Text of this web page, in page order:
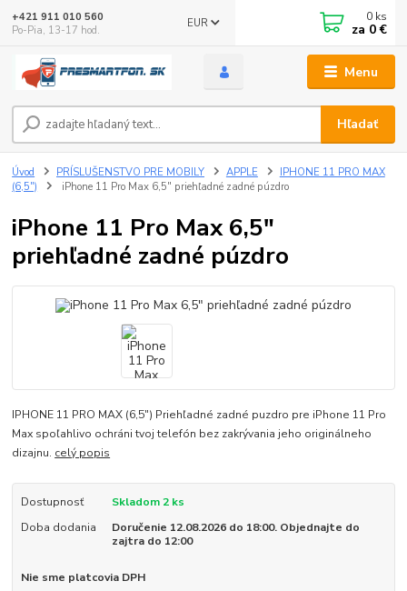
Menu
EUR
Hľadať
+421 911 010 560
Po-Pia, 13-17 hod.
0 ks
za 0 €
Úvod PRÍSLUŠENSTVO PRE MOBILY APPLE
IPHONE 11 PRO MAX
(6,5")
iPhone 11 Pro Max 6,5" priehľadné zadné púzdro
iPhone 11 Pro Max 6,5"
priehľadné zadné púzdro
IPHONE 11 PRO MAX (6,5") Priehľadné zadné puzdro pre iPhone 11 Pro
Max spoľahlivo ochráni tvoj telefón bez zakrývania jeho originálneho
dizajnu. celý popis
Dostupnosť
Skladom 2 ks
Doba dodania
Doručenie 12.08.2026 do 18:00. Objednajte do
zajtra do 12:00
Nie sme platcovia DPH